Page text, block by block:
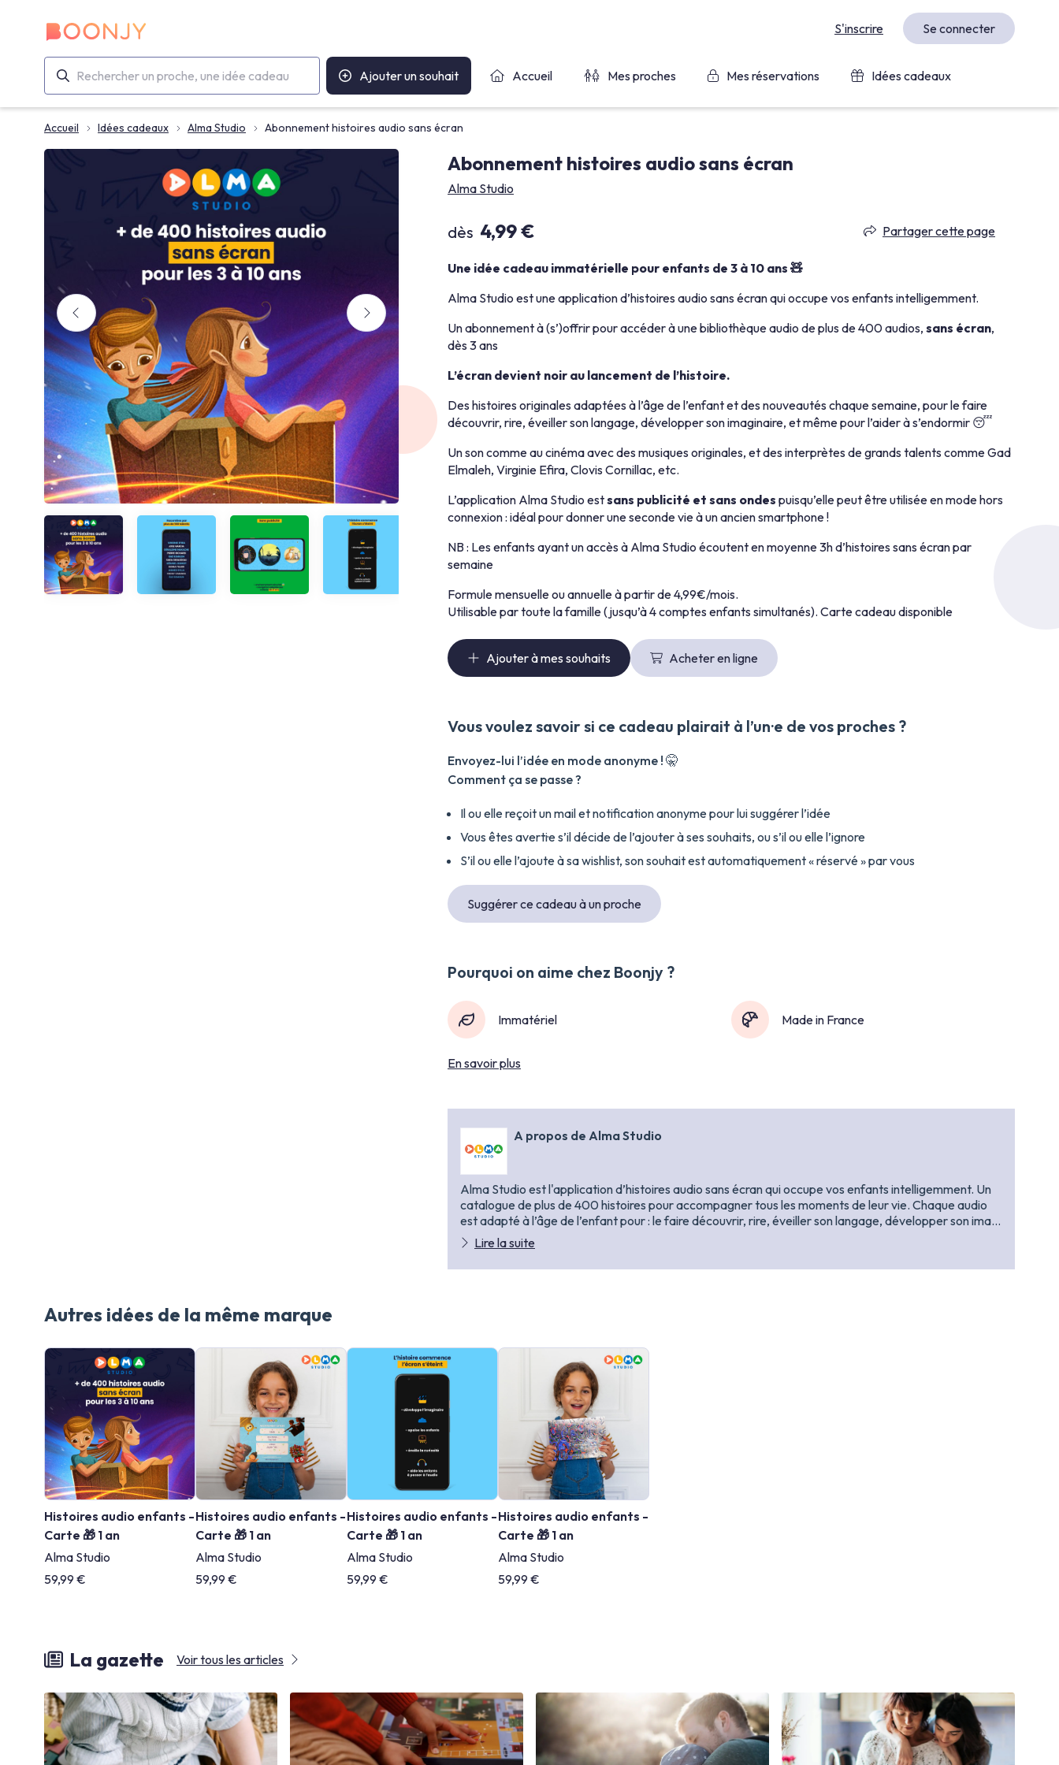
S'inscrire Se connecter
Ajouter un souhait Accueil Mes proches Mes réservations Idées cadeaux
Accueil Idées cadeaux Alma Studio Abonnement histoires audio sans écran
Abonnement histoires audio sans écran
Alma Studio
dès 4,99 € Partager cette page
Une idée cadeau immatérielle pour enfants de 3 à 10 ans 🧸
Alma Studio est une application d’histoires audio sans écran qui occupe vos enfants intelligemment.
Un abonnement à (s’)offrir pour accéder à une bibliothèque audio de plus de 400 audios, sans écran,
dès 3 ans
L’écran devient noir au lancement de l’histoire.
Des histoires originales adaptées à l’âge de l’enfant et des nouveautés chaque semaine, pour le faire
découvrir, rire, éveiller son langage, développer son imaginaire, et même pour l’aider à s’endormir 😴
Un son comme au cinéma avec des musiques originales, et des interprètes de grands talents comme Gad
Elmaleh, Virginie Efira, Clovis Cornillac, etc.
L’application Alma Studio estsans publicité et sans ondes puisqu’elle peut être utilisée en mode hors
connexion : idéal pour donner une seconde vie à un ancien smartphone !
NB : Les enfants ayant un accès à Alma Studio écoutent en moyenne 3h d’histoires sans écran par
semaine
Formule mensuelle ou annuelle à partir de 4,99€/mois.
Utilisable par toute la famille (jusqu’à 4 comptes enfants simultanés). Carte cadeau disponible
Ajouter à mes souhaits Acheter en ligne
Vous voulez savoir si ce cadeau plairait à l’un·e de vos proches ?
Envoyez-lui l’idée en mode anonyme ! 🤫
Comment ça se passe ?
Il ou elle reçoit un mail et notification anonyme pour lui suggérer l’idée
Vous êtes averti·e s’il décide de l’ajouter à ses souhaits, ou s’il ou elle l’ignore
S’il ou elle l’ajoute à sa wishlist, son souhait est automatiquement « réservé » par vous
Suggérer ce cadeau à un proche
Pourquoi on aime chez Boonjy ?
Immatériel Made in France
En savoir plus
A propos de Alma Studio
Alma Studio est l'application d’histoires audio sans écran qui occupe vos enfants intelligemment. Un
catalogue de plus de 400 histoires pour accompagner tous les moments de leur vie. Chaque audio
est adapté à l’âge de l’enfant pour : le faire découvrir, rire, éveiller son langage, développer son ima…
Lire la suite
Autres idées de la même marque
Histoires audio enfants -
Carte 🎁 1 an
Alma Studio
59,99 €
Histoires audio enfants -
Carte 🎁 1 an
Alma Studio
59,99 €
Histoires audio enfants -
Carte 🎁 1 an
Alma Studio
59,99 €
Histoires audio enfants -
Carte 🎁 1 an
Alma Studio
59,99 €
La gazette Voir tous les articles